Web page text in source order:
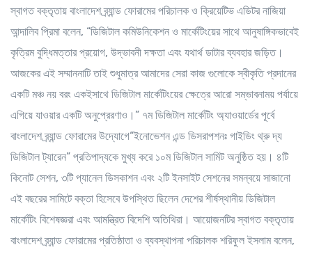
স্বাগত বক্তৃতায় বাংলাদেশ ব্র্যান্ড ফোরামের পরিচালক ও ক্রিয়েটিভ এডিটর নাজিয়া
আন্দালিব প্রিমা বলেন, “ডিজিটাল কমিউনিকেশন ও মার্কেটিংয়ের সাথে আনুষাঙ্গিকভাবেই
কৃত্রিম বুদ্ধিমত্তার প্রয়োগ, উদ্ভাবনী দক্ষতা এবং যথার্থ ডাটার ব্যবহার জড়িত।
আজকের এই সম্মাননাটি তাই শুধুমাত্র আমাদের সেরা কাজ গুলোকে স্বীকৃতি প্রদানের
একটি মঞ্চ নয় বরং একইসাথে ডিজিটাল মার্কেটিংয়ের ক্ষেত্রে আরো সম্ভাবনাময় পর্যায়ে
এগিয়ে যাওয়ার একটি অনুপ্রেরণাও।” ৭ম ডিজিটাল মার্কেটিং অ্যাওয়ার্ডের পূর্বে
বাংলাদেশ ব্র্যান্ড ফোরামের উদ্যোগে“ইনোভেশন এন্ড ডিসরাপশনঃ গাইডিং থ্রু দ্য
ডিজিটাল ট্যারেন” প্রতিপাদ্যকে মুখ্য করে ১০ম ডিজিটাল সামিট অনুষ্ঠিত হয়। ৪টি
কিনোট সেশন, ৩টি প্যানেল ডিসকাশন এবং ২টি ইনসাইট সেশনের সমন্বয়ে সাজানো
এই বছরের সামিটে বক্তা হিসেবে উপস্থিত ছিলেন দেশের শীর্ষস্থানীয় ডিজিটাল
মার্কেটিং বিশেষজ্ঞরা এবং আমন্ত্রিত বিদেশি অতিথিরা। আয়োজনটির স্বাগত বক্তৃতায়
বাংলাদেশ ব্র্যান্ড ফোরামের প্রতিষ্ঠাতা ও ব্যবস্থাপনা পরিচালক শরিফুল ইসলাম বলেন,